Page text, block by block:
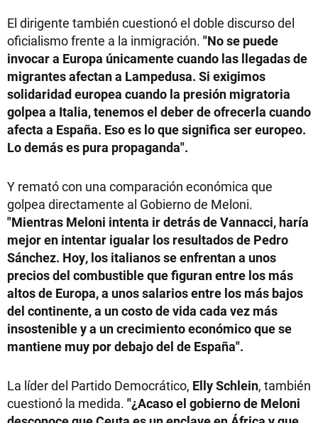
El dirigente también cuestionó el doble discurso del
oficialismo frente a la inmigración. "No se puede
invocar a Europa únicamente cuando las llegadas de
migrantes afectan a Lampedusa. Si exigimos
solidaridad europea cuando la presión migratoria
golpea a Italia, tenemos el deber de ofrecerla cuando
afecta a España. Eso es lo que significa ser europeo.
Lo demás es pura propaganda".
Y remató con una comparación económica que
golpea directamente al Gobierno de Meloni.
"Mientras Meloni intenta ir detrás de Vannacci, haría
mejor en intentar igualar los resultados de Pedro
Sánchez. Hoy, los italianos se enfrentan a unos
precios del combustible que figuran entre los más
altos de Europa, a unos salarios entre los más bajos
del continente, a un costo de vida cada vez más
insostenible y a un crecimiento económico que se
mantiene muy por debajo del de España".
La líder del Partido Democrático, Elly Schlein, también
cuestionó la medida. "¿Acaso el gobierno de Meloni